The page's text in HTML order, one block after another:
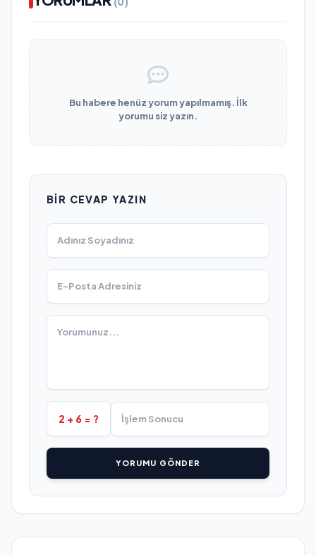
Bu habere henüz yorum yapılmamış. İlk
yorumu siz yazın.
BIR CEVAP YAZIN
2 + 6 = ?
YORUMU GÖNDER